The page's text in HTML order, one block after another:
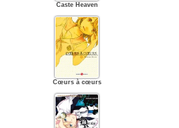
Caste Heaven
Cœurs à cœurs